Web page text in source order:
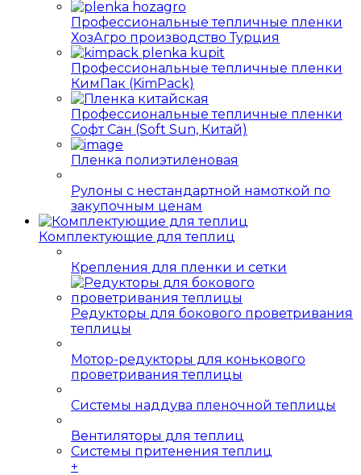
Профессиональные тепличные пленки
ХозАгро производство Турция
Профессиональные тепличные пленки
КимПак (KimPack)
Профессиональные тепличные пленки
Софт Сан (Soft Sun, Китай)
Пленка полиэтиленовая
Рулоны с нестандартной намоткой по
закупочным ценам
Комплектующие для теплиц
Крепления для пленки и сетки
Редукторы для бокового проветривания
теплицы
Мотор-редукторы для конькового
проветривания теплицы
Системы наддува пленочной теплицы
Вентиляторы для теплиц
Системы притенения теплиц
+